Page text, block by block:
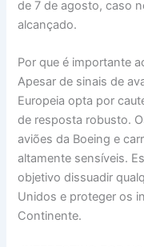
de 7 de agosto, caso
alcançado.
Por que é importante
Apesar de sinais de
Europeia opta por
de resposta robusto.
aviões da Boeing e
altamente sensíveis.
objetivo dissuadir
Unidos e proteger os
Continente.